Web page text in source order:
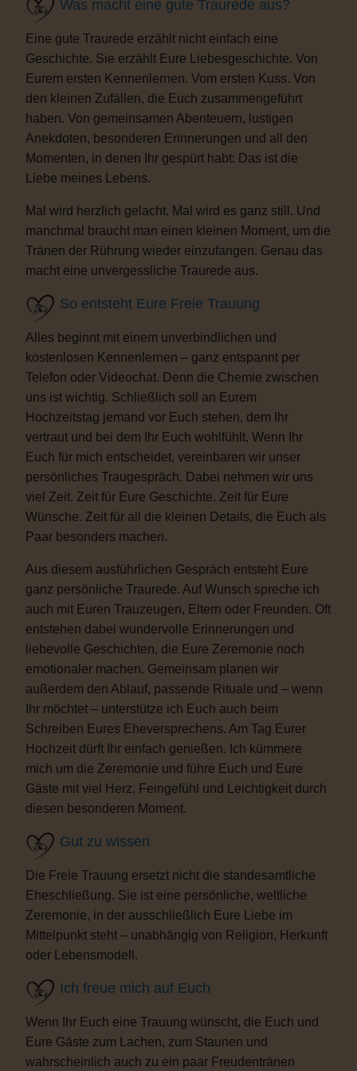
Was macht eine gute Traurede aus?
Eine gute Traurede erzählt nicht einfach eine
Geschichte. Sie erzählt Eure Liebesgeschichte. Von
Eurem ersten Kennenlernen. Vom ersten Kuss. Von
den kleinen Zufällen, die Euch zusammengeführt
haben. Von gemeinsamen Abenteuern, lustigen
Anekdoten, besonderen Erinnerungen und all den
Momenten, in denen Ihr gespürt habt: Das ist die
Liebe meines Lebens.
Mal wird herzlich gelacht. Mal wird es ganz still. Und
manchmal braucht man einen kleinen Moment, um die
Tränen der Rührung wieder einzufangen. Genau das
macht eine unvergessliche Traurede aus.
So entsteht Eure Freie Trauung
Alles beginnt mit einem unverbindlichen und
kostenlosen Kennenlernen – ganz entspannt per
Telefon oder Videochat. Denn die Chemie zwischen
uns ist wichtig. Schließlich soll an Eurem
Hochzeitstag jemand vor Euch stehen, dem Ihr
vertraut und bei dem Ihr Euch wohlfühlt. Wenn Ihr
Euch für mich entscheidet, vereinbaren wir unser
persönliches Traugespräch. Dabei nehmen wir uns
viel Zeit. Zeit für Eure Geschichte. Zeit für Eure
Wünsche. Zeit für all die kleinen Details, die Euch als
Paar besonders machen.
Aus diesem ausführlichen Gespräch entsteht Eure
ganz persönliche Traurede. Auf Wunsch spreche ich
auch mit Euren Trauzeugen, Eltern oder Freunden. Oft
entstehen dabei wundervolle Erinnerungen und
liebevolle Geschichten, die Eure Zeremonie noch
emotionaler machen. Gemeinsam planen wir
außerdem den Ablauf, passende Rituale und – wenn
Ihr möchtet – unterstütze ich Euch auch beim
Schreiben Eures Eheversprechens. Am Tag Eurer
Hochzeit dürft Ihr einfach genießen. Ich kümmere
mich um die Zeremonie und führe Euch und Eure
Gäste mit viel Herz, Feingefühl und Leichtigkeit durch
diesen besonderen Moment.
Gut zu wissen
Die Freie Trauung ersetzt nicht die standesamtliche
Eheschließung. Sie ist eine persönliche, weltliche
Zeremonie, in der ausschließlich Eure Liebe im
Mittelpunkt steht – unabhängig von Religion, Herkunft
oder Lebensmodell.
Ich freue mich auf Euch
Wenn Ihr Euch eine Trauung wünscht, die Euch und
Eure Gäste zum Lachen, zum Staunen und
wahrscheinlich auch zu ein paar Freudentränen